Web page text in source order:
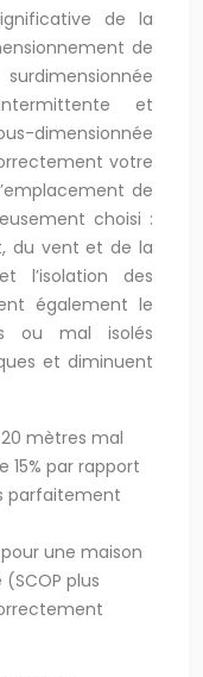
de la
de
et
dimensionnée
votre
de
choisi :
du vent et de la
l’isolation des
également le
ou mal isolés
et diminuent
mètres mal
15% par rapport
parfaitement
pour une maison
plus